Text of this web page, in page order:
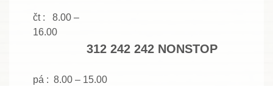
čt : 8.00 –
16.00
312 242 242 NONSTOP
pá : 8.00 – 15.00